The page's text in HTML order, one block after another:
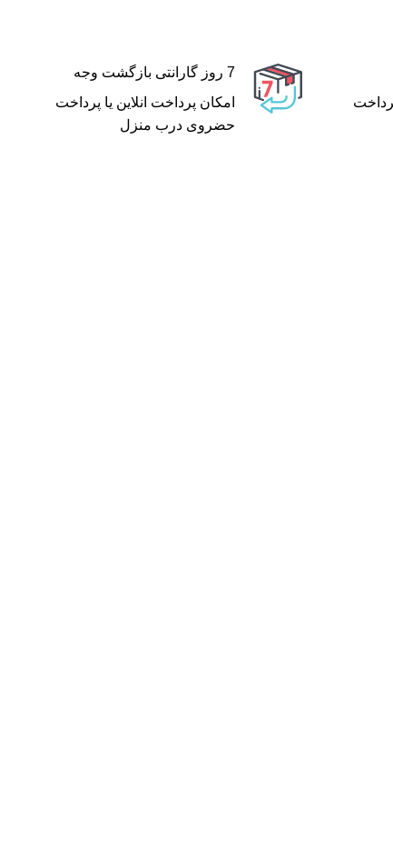
7 روز گارانتی بازگشت وجه
امکان پرداخت انلاین یا پرداخت
حضروی درب منزل